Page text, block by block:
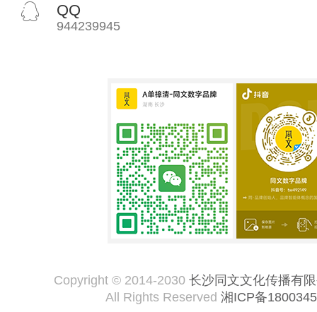
QQ
944239945
Copyright © 2014-2030 长沙同文文化传播有
All Rights Reserved 湘ICP备